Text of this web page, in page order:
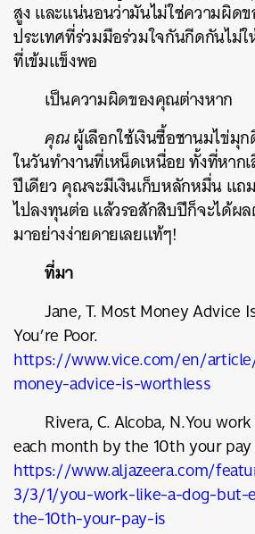
สูง และแน่นอนว่ามันไม่ใช่ความผิด
ประเทศที่ร่วมมือร่วมใจกันกีดกันไม่
ที่เข้มแข็งพอ
เป็นความผิดของคุณต่างหาก
คุณผู้เลือกใช้เงินซื้อชานมไข่มุ
ในวันทำงานที่เหน็ดเหนื่อย ทั้งที่หา
ปีเดียว คุณจะมีเงินเก็บหลักหมื่น แถ
ไปลงทุนต่อ แล้วรอสักสิบปีก็จะได้
มาอย่างง่ายดายเลยแท้ๆ!
ที่มา
Jane, T. Most Money Advice
You’re Poor.
https://www.vice.com/en/
money-advice-is-worthless
Rivera, C. Alcoba, N.You
each month by the 10th your
https://www.aljazeera.com/
3/3/1/you-work-like-a-dog-but-
the-10th-your-pay-is